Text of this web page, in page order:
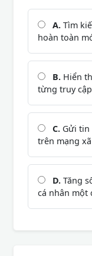
A. Tìm
hoàn toàn
B. Hiển
từng truy
C. Gửi tin
trên mạng
D. Tăng
cá nhân một